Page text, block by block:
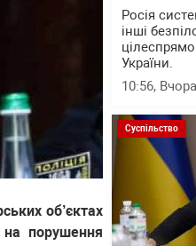
об’єктах
на порушення
Росія
інші
України.
10:56, Вчора
Суспільство